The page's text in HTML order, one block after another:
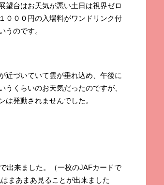
望台はお天気が悪い土日は視界ゼロ
０００円の入場料がワンドリンク付
うのです。
近づいていて雲が垂れ込め、午後に
うくらいのお天気だったのですが、
は発動されませんでした。
出来ました。（一枚のJAFカードで
まあまあ見ることが出来ました